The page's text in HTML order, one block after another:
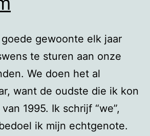
gewoonte elk jaar
te sturen aan onze
We doen het al
want de oudste die ik kon
1995. Ik schrijf “we”,
ik mijn echtgenote.